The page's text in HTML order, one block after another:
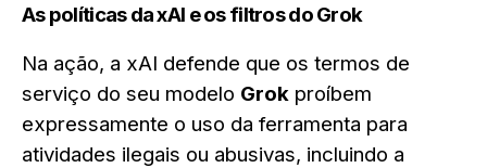
As políticas da xAI e os filtros do Grok
Na ação, a xAI defende que os termos de
serviço do seu modelo Grok proíbem
expressamente o uso da ferramenta para
atividades ilegais ou abusivas, incluindo a